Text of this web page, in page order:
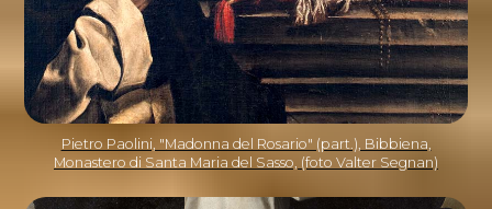
Pietro Paolini, "Madonna del Rosario" (part.), Bibbiena,
Monastero di Santa Maria del Sasso, (foto Valter Segnan)